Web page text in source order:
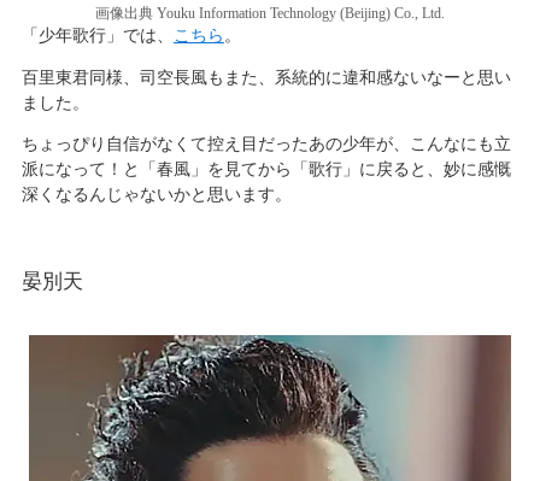
画像出典 Youku Information Technology (Beijing) Co., Ltd.
「少年歌行」では、 こちら 。
百里東君同様、司空長風もまた、系統的に違和感ないなーと思い
ました。
ちょっぴり自信がなくて控え目だったあの少年が、こんなにも立
派になって！と「春風」を見てから「歌行」に戻ると、妙に感慨
深くなるんじゃないかと思います。
晏別天